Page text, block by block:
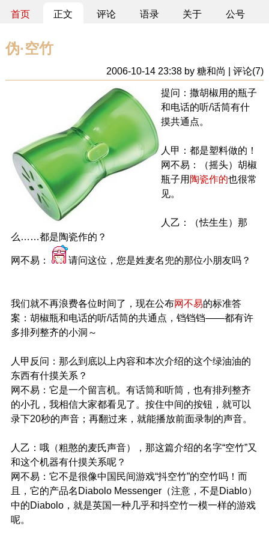
首页 正文 评论 语录 关于 公号
伪·空竹
2006-10-14 23:38 by 糖和尚 | 评论(7)
提问：撒胡椒用的瓶子
和电话的听/话筒有什
摸共通点。
人甲：都是塑料做的！
网不易：（摇头）胡椒
瓶子用 陶瓷作的也很常
见。
人乙：（怯生生）那
么……都是陶瓷作的？
网不易： 请问这位，您是姓麦名兜的那位小朋友吗？
我们就不再浪费各位时间了，现在公布网不易的标准答
案：胡椒瓶和电话的听/话筒的共通点，铛铛铛——都有许
多排列整齐的小洞～
人甲反问：那么到底以上内容和本次介绍的这个绿油油的
东西有什摸关系？
网不易：它是一个留言机。有话筒和听筒，也有排列整齐
的小孔，我相信大家都看见了。按住中间的按钮，就可以
录下20秒的声音；再翻过来，就能播放前面录制的声音。
人乙：哦（粗憨的麦氏声音），那这篇介绍的名字“空竹”又
和这个机器有什摸关系呢？
网不易：它不是很像中国民间游戏“抖空竹”的空竹吗！而
且，它的产品名Diabolo Messenger（注意，不是Diablo）
中的Diabolo，就是英国一种几乎和抖空竹一模一样的游戏
呢。